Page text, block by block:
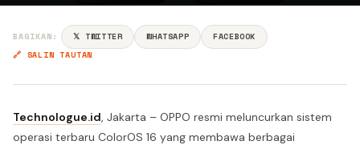
BAGIKAN: 𝕏 TWITTER WHATSAPP
FACEBOOK
🔗 SALIN TAUTAN
Technologue.id, Jakarta – OPPO resmi meluncurkan sistem
operasi terbaru ColorOS 16 yang membawa berbagai